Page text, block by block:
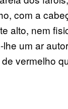
com a
alto, nem
um ar
vermelho